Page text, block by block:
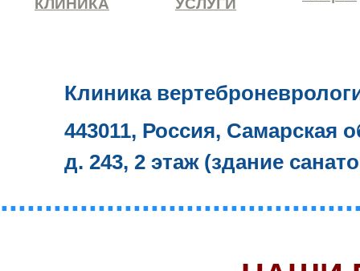
КЛИНИКА
УСЛУГИ
Клиника
443011, Россия, Самарская
д. 243, 2 этаж (здание